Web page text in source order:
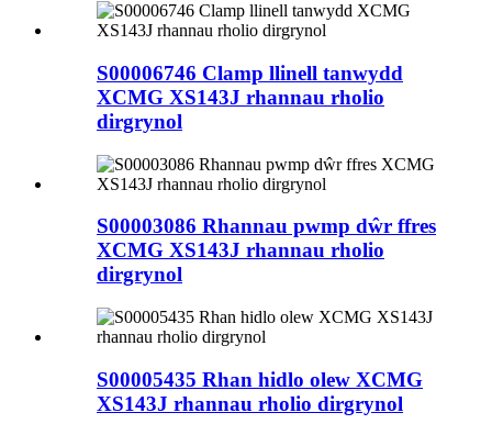
S00006746 Clamp llinell tanwydd
XCMG XS143J rhannau rholio
dirgrynol
S00003086 Rhannau pwmp dŵr ffres
XCMG XS143J rhannau rholio
dirgrynol
S00005435 Rhan hidlo olew XCMG
XS143J rhannau rholio dirgrynol